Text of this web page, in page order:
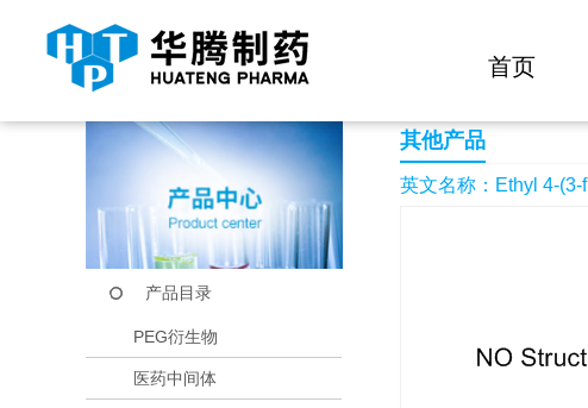
首页
当前位置： 首页 产品中心 Ethyl 4-(3-fluorophenyl)-
产品目录
PEG衍生物
医药中间体
其他产品
英文名称：Ethyl 4-